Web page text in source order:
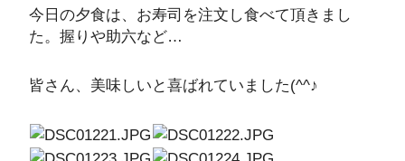
今日の夕食は、お寿司を注文し食べて頂きまし
た。握りや助六など…
皆さん、美味しいと喜ばれていました(^^♪